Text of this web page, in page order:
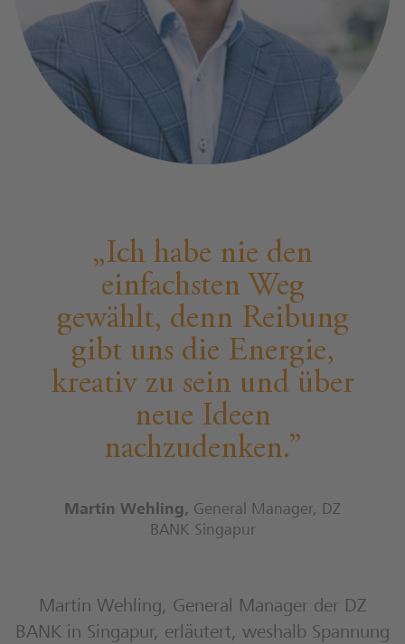
Ich habe nie den
einfachsten Weg
gewählt, denn Reibung
gibt uns die Energie,
kreativ zu sein und über
neue Ideen
nachzudenken.
Martin Wehling, General Manager, DZ
BANK Singapur
Martin Wehling, General Manager der DZ
BANK in Singapur, erläutert, weshalb Spannung